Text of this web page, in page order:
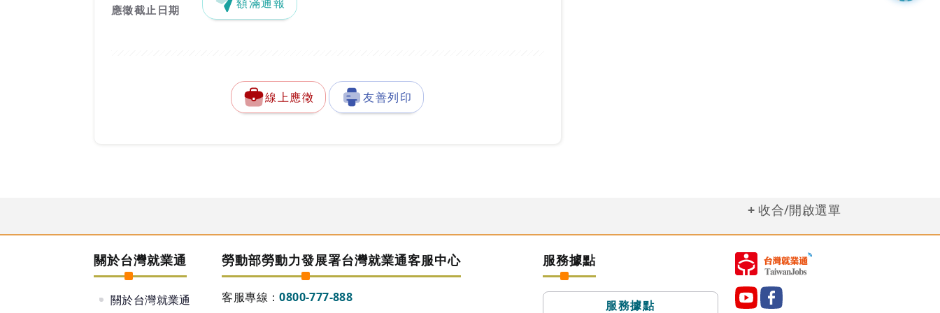
應徵截止日期
線上應徵 友善列印
收合/開啟選單
關於台灣就業通
關於台灣就業通
勞動部勞動力發展署台灣就業通客服中心
客服專線：0800-777-888
服務據點
服務據點